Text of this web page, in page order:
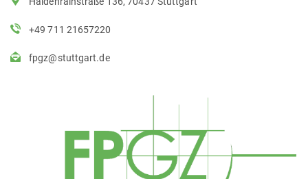
+49 711 21657220
fpgz@stuttgart.de